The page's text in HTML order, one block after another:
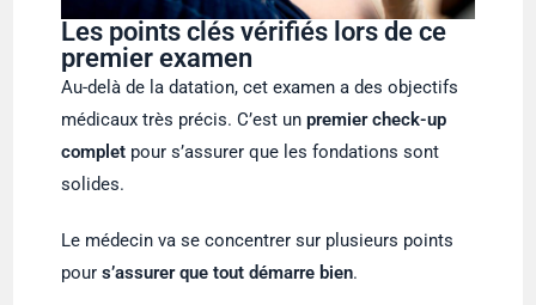
Les points clés vérifiés lors de ce
premier examen
Au-delà de la datation, cet examen a des objectifs
médicaux très précis. C’est unpremier check-up
complet pour s’assurer que les fondations sont
solides.
Le médecin va se concentrer sur plusieurs points
pours’assurer que tout démarre bien.